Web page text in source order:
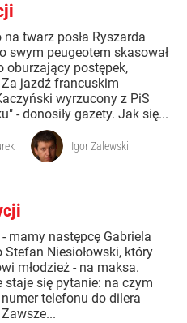
twarz posła Ryszarda
swym peugeotem skasował
oburzający postępek,
Za jazdź francuskim
wyrzucony z PiS
- donosiły gazety. Jak się...
Igor Zalewski
mamy następcę Gabriela
Niesiołowski, który
młodzież - na maksa.
staje się pytanie: na czym
telefonu do dilera